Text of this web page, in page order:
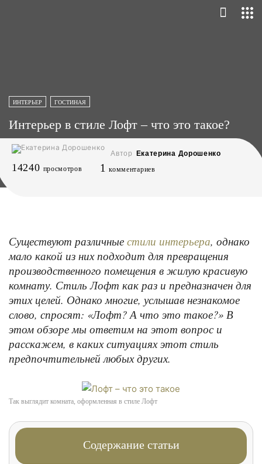
ИНТЕРЬЕР ГОСТИНАЯ
Интерьер в стиле Лофт – что это такое?
Автор Екатерина Дорошенко
14240 просмотров 1 комментариев
Существуют различные стили интерьера, однако
мало какой из них подходит для превращения
производственного помещения в жилую красивую
комнату. Стиль Лофт как раз и предназначен для
этих целей. Однако многие, услышав незнакомое
слово, спросят: «Лофт? А что это такое?» В
этом обзоре мы ответим на этот вопрос и
расскажем, в каких ситуациях этот стиль
предпочтительней любых других.
Так выглядит комната, оформленная в стиле Лофт
Содержание статьи